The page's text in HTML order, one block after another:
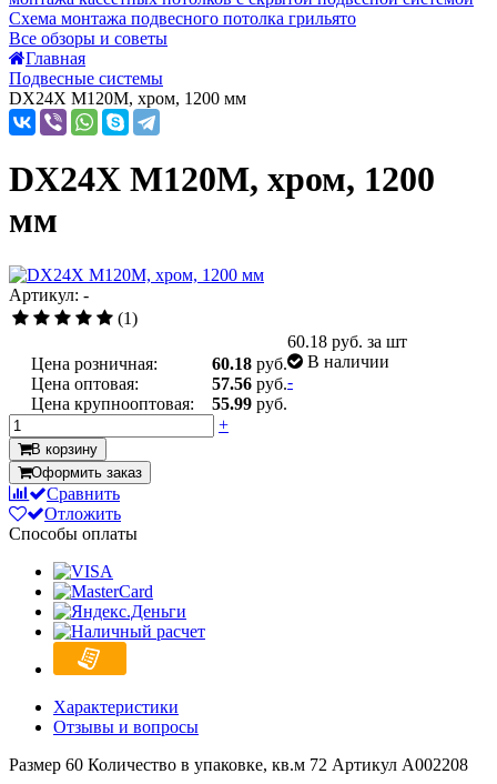
Схема монтажа подвесного потолка грильято
Все обзоры и советы
Главная
Подвесные системы
DX24X M120M, хром, 1200 мм
DX24X M120M, хром, 1200
мм
Артикул: -
(1)
Цена розничная: 60.18 руб.
Цена оптовая:
57.56 руб.
Цена крупнооптовая:
55.99 руб.
60.18 руб. за шт
В наличии
-
+
В корзину
Оформить заказ
Сравнить
Отложить
Способы оплаты
Характеристики
Отзывы и вопросы
Размер 60 Количество в упаковке, кв.м 72 Артикул A002208